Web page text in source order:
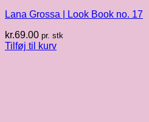
Lana Grossa | Look Book no. 17
kr.69.00 pr. stk
Tilføj til kurv